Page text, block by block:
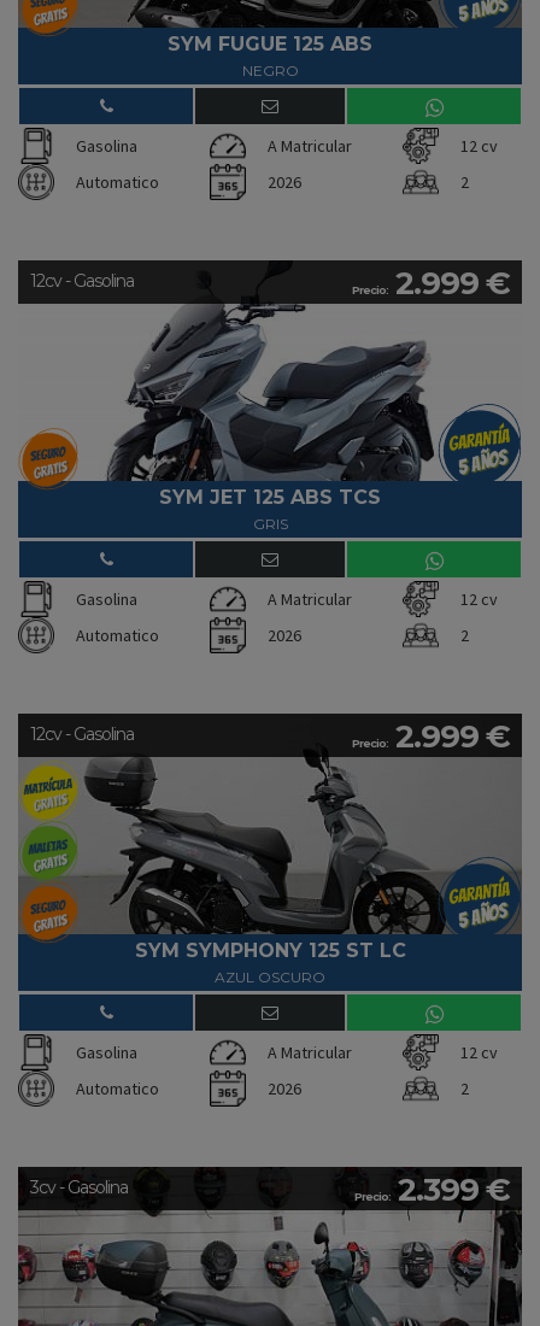
SYM FUGUE 125 ABS
NEGRO
Gasolina A Matricular
12 cv
Automatico
2026 2
Precio: 2.999 €
12cv - Gasolina
SYM JET 125 ABS TCS
GRIS
Gasolina A Matricular
12 cv
Automatico
2026 2
Precio: 2.999 €
12cv - Gasolina
SYM SYMPHONY 125 ST LC
AZUL OSCURO
Gasolina A Matricular
12 cv
Automatico
2026 2
Precio: 2.399 €
3cv - Gasolina